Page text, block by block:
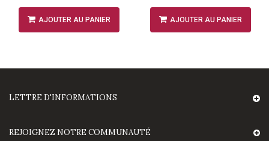
AJOUTER AU PANIER AJOUTER AU PANIER
LETTRE D'INFORMATIONS
REJOIGNEZ NOTRE COMMUNAUTÉ